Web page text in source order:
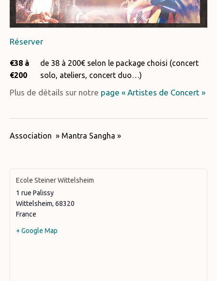
Réserver
€38 à
€200
de 38 à 200€ selon le package choisi (concert
solo, ateliers, concert duo…)
Plus de détails sur notre page « Artistes de Concert »
Association » Mantra Sangha »
Ecole Steiner Wittelsheim
1 rue Palissy
Wittelsheim, 68320
France
+ Google Map